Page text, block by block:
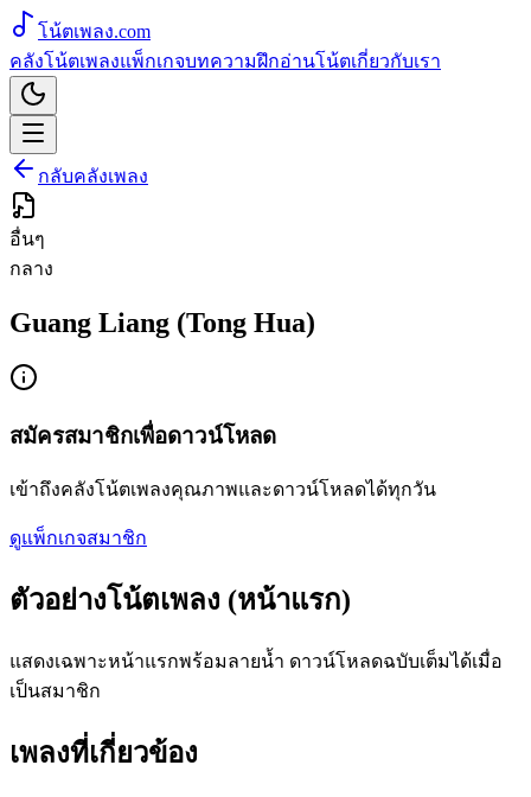
โน้ตเพลง.com
คลังโน้ตเพลงแพ็กเกจบทความฝึกอ่านโน้ตเกี่ยวกับเรา
กลับคลังเพลง
อื่นๆ
กลาง
Guang Liang (Tong Hua)
สมัครสมาชิกเพื่อดาวน์โหลด
เข้าถึงคลังโน้ตเพลงคุณภาพและดาวน์โหลดได้ทุกวัน
ดูแพ็กเกจสมาชิก
ตัวอย่างโน้ตเพลง (หน้าแรก)
แสดงเฉพาะหน้าแรกพร้อมลายน้ำ ดาวน์โหลดฉบับเต็มได้เมื่อ
เป็นสมาชิก
เพลงที่เกี่ยวข้อง